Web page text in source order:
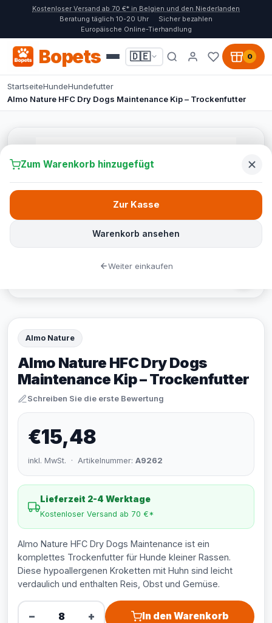
Kostenloser Versand ab 70 €* in Belgien und den Niederlanden
Beratung täglich 10-20 Uhr
Sicher bezahlen
Europäische Online-Tierhandlung
Bopets 🇩🇪 0
StartseiteHundeHundefutter
Almo Nature HFC Dry Dogs Maintenance Kip – Trockenfutter
Almo Nature
Almo Nature HFC Dry Dogs
Maintenance Kip – Trockenfutter
Schreiben Sie die erste Bewertung
€15,48
inkl. MwSt. · Artikelnummer: A9262
Lieferzeit 2-4 Werktage
Kostenloser Versand ab 70 €*
Almo Nature HFC Dry Dogs Maintenance ist ein
komplettes Trockenfutter für Hunde kleiner Rassen.
Diese hypoallergenen Kroketten mit Huhn sind leicht
verdaulich und enthalten Reis, Obst und Gemüse.
− + In den Warenkorb
Zum Warenkorb hinzugefügt
Warenkorb ansehen
Zur Kasse
Weiter einkaufen